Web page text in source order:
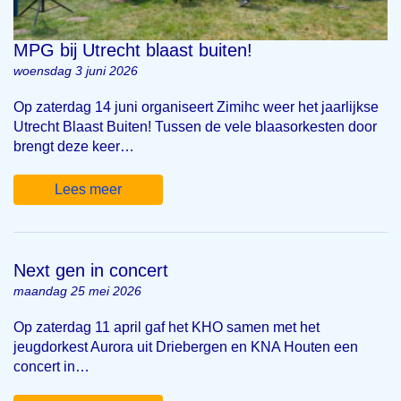
MPG bij Utrecht blaast buiten!
woensdag 3 juni 2026
Op zaterdag 14 juni organiseert Zimihc weer het jaarlijkse
Utrecht Blaast Buiten! Tussen de vele blaasorkesten door
brengt deze keer…
Lees meer
Next gen in concert
maandag 25 mei 2026
Op zaterdag 11 april gaf het KHO samen met het
jeugdorkest Aurora uit Driebergen en KNA Houten een
concert in…